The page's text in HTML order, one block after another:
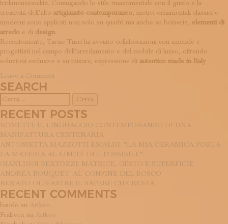
ISCRIVITI ALLA NEWSLETTER
SOSTIENICI
MAGAZINE
TUTTI I CONTENUTI
NEWS
INTERVISTE
ISCRIVITI
LOGIN
tridimensionalità. Coniugando lo stile rinascimentale con il gusto e la
creatività dell’alto artigianato contemporaneo, motivi ornamentali classici e
moderni sono applicati non solo su quadri ma anche su boiserie, elementi di
arredo e di design.
Recentemente, Tarsie Turri ha avviato collaborazioni con aziende e
progettisti nel campo dell’arredamento e del mobile di lusso, offrendo
soluzioni esclusive e su misura, espressione di autentico made in Italy.
Leave a Comment
Turri
SEARCH
per:
RECENT POSTS
ROMETTI: IL LINGUAGGIO CONTEMPORANEO DI UNA
MANIFATTURA CENTENARIA
ANTONIETTA MAZZOTTI EMALDI: “LA MIA CERAMICA PORTA
LA MATERIA AL LIMITE DEL POSSIBILE”
GIANLUIGI BERTOZZI: MATRICE, GESTO E SUPERFICIE
ANDREA BOUQUET: AL CONFINE DEL BOSCO
RENATO OLIVASTRI: IL SAPERE CHE RESTA
RECENT COMMENTS
baudo su Artkeo
Frafreex su Artkeo